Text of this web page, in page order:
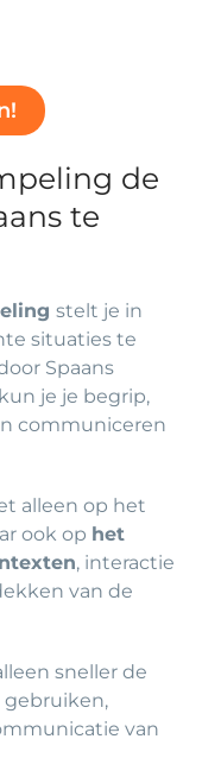
de
te
stelt je in
situaties te
Spaans
je je begrip,
communiceren
alleen op het
ook op het
, interactie
van de
sneller de
gebruiken,
van